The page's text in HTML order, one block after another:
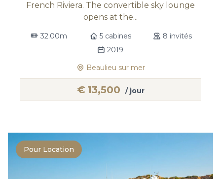
French Riviera. The convertible sky lounge
opens at the...
32.00m 5 cabines
8 invités
2019
Beaulieu sur mer
€ 13,500 / jour
Pour Location